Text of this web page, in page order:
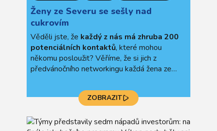
Ženy ze Severu se sešly nad
cukrovím
Věděli jste, že každý z nás má zhruba 200
potenciálních kontaktů, které mohou
někomu posloužit? Věříme, že si jich z
předvánočního networkingu každá žena ze
ZOBRAZIT